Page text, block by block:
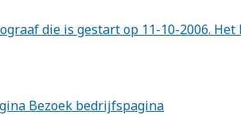
die is gestart op 11-10-2006.
Bezoek bedrijfspagina